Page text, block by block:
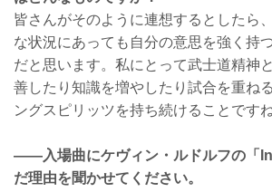
皆さんがそのように連想するとしたら
な状況にあっても自分の意思を強く持
だと思います。私にとって武士道精神
善したり知識を増やしたり試合を重ね
ングスピリッツを持ち続けることですね
――入場曲にケヴィン・ルドルフの「
だ理由を聞かせてください。